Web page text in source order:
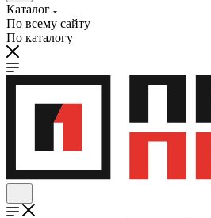
Каталог
По всему сайту
По каталогу